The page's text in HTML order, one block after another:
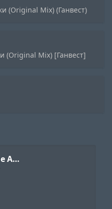
VASILIADIS, Vache Amaryan
(Original Mix) (Ганвест)
(Original Mix) [Ганвест]